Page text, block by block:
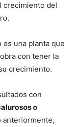
crecimiento del
una planta que
con tener la
crecimiento.
con
o
anteriormente,